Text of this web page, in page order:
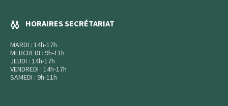
HORAIRES SECRÉTARIAT
MARDI : 14h-17h
MERCREDI : 9h-11h
JEUDI : 14h-17h
VENDREDI : 14h-17h
SAMEDI : 9h-11h